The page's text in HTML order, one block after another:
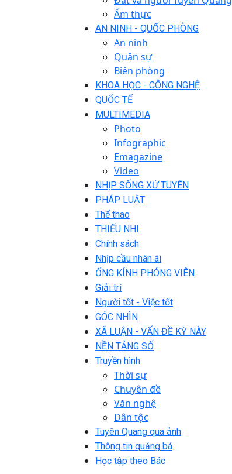
Ẩm thực
AN NINH - QUỐC PHÒNG
An ninh
Quân sự
Biên phòng
KHOA HỌC - CÔNG NGHỆ
QUỐC TẾ
MULTIMEDIA
Photo
Infographic
Emagazine
Video
NHỊP SỐNG XỨ TUYÊN
PHÁP LUẬT
Thể thao
THIẾU NHI
Chính sách
Nhịp cầu nhân ái
ỐNG KÍNH PHÓNG VIÊN
Giải trí
Người tốt - Việc tốt
GÓC NHÌN
XÃ LUẬN - VẤN ĐỀ KỲ NÀY
NỀN TẢNG SỐ
Truyền hình
Thời sự
Chuyên đề
Văn nghệ
Dân tộc
Tuyên Quang qua ảnh
Thông tin quảng bá
Học tập theo Bác